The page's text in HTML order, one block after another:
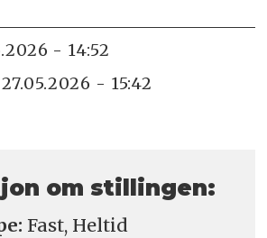
- 14:52
27.05.2026 - 15:42
om stillingen:
Fast, Heltid